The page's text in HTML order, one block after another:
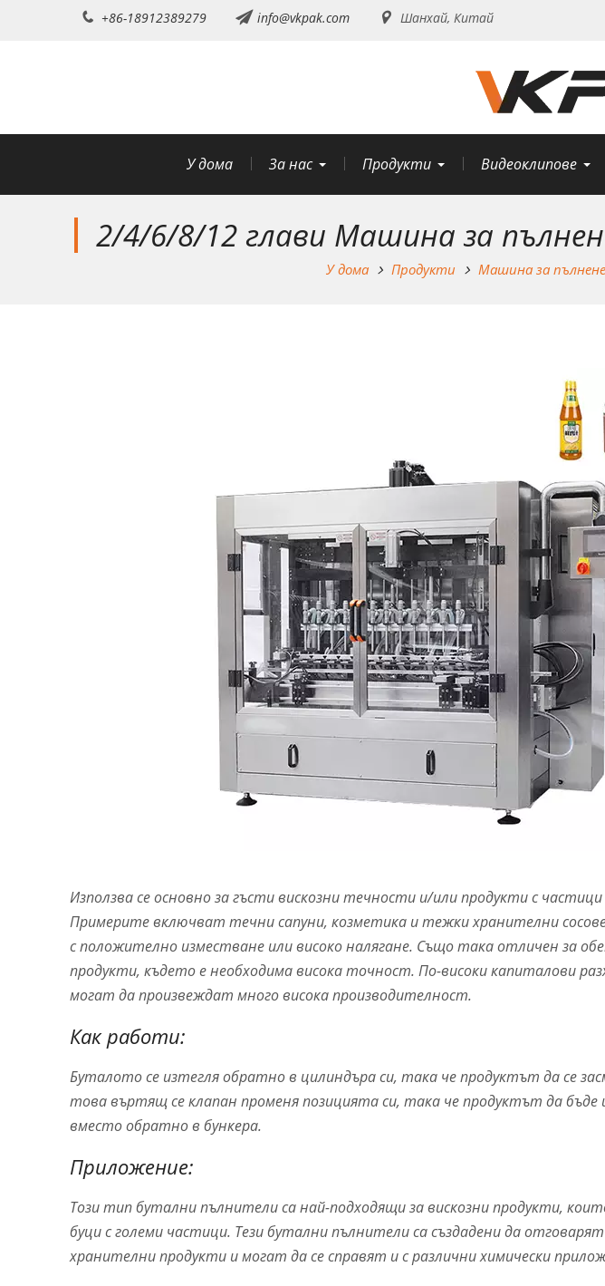
+86-18912389279 info@vkpak.com Шанхай, Китай
У дома За нас Продукти Видеоклипове
2/4/6/8/12 глави Машина за
У дома Продукти Машина за
Използва се основно за гъсти вискозни течности и/или продукти с
Примерите включват течни сапуни, козметика и тежки хранителни
с положително изместване или високо налягане. Също така отличен за
продукти, където е необходима висока точност. По-високи капиталови
могат да произвеждат много висока производителност.
Как работи:
Буталото се изтегля обратно в цилиндъра си, така че продуктът да се
това въртящ се клапан променя позицията си, така че продуктът да
вместо обратно в бункера.
Приложение:
Този тип бутални пълнители са най-подходящи за вискозни продукти,
буци с големи частици. Тези бутални пълнители са създадени да
хранителни продукти и могат да се справят и с различни химически